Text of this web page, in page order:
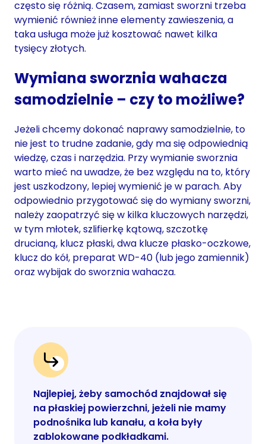
często się różnią. Czasem, zamiast sworzni trzeba
wymienić również inne elementy zawieszenia, a
taka usługa może już kosztować nawet kilka
tysięcy złotych.
Wymiana sworznia wahacza
samodzielnie – czy to możliwe?
Jeżeli chcemy dokonać naprawy samodzielnie, to
nie jest to trudne zadanie, gdy ma się odpowiednią
wiedzę, czas i narzędzia. Przy wymianie sworznia
warto mieć na uwadze, że bez względu na to, który
jest uszkodzony, lepiej wymienić je w parach. Aby
odpowiednio przygotować się do wymiany sworzni,
należy zaopatrzyć się w kilka kluczowych narzędzi,
w tym młotek, szlifierkę kątową, szczotkę
drucianą, klucz płaski, dwa klucze płasko-oczkowe,
klucz do kół, preparat WD-40 (lub jego zamiennik)
oraz wybijak do sworznia wahacza.
Najlepiej, żeby samochód znajdował się
na płaskiej powierzchni, jeżeli nie mamy
podnośnika lub kanału, a koła były
zablokowane podkładkami.